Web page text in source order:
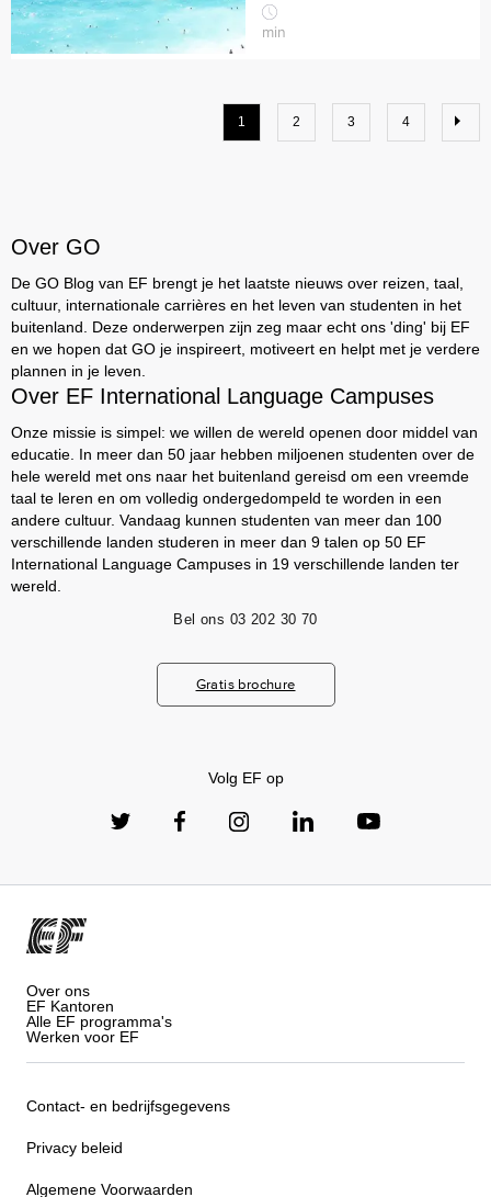
min
1 2 3 4
Over GO
De GO Blog van EF brengt je het laatste nieuws over reizen, taal,
cultuur, internationale carrières en het leven van studenten in het
buitenland. Deze onderwerpen zijn zeg maar echt ons 'ding' bij EF
en we hopen dat GO je inspireert, motiveert en helpt met je verdere
plannen in je leven.
Over EF International Language Campuses
Onze missie is simpel: we willen de wereld openen door middel van
educatie. In meer dan 50 jaar hebben miljoenen studenten over de
hele wereld met ons naar het buitenland gereisd om een vreemde
taal te leren en om volledig ondergedompeld te worden in een
andere cultuur. Vandaag kunnen studenten van meer dan 100
verschillende landen studeren in meer dan 9 talen op 50 EF
International Language Campuses in 19 verschillende landen ter
wereld.
Bel ons 03 202 30 70
Gratis brochure
Volg EF op
Over ons
EF Kantoren
Alle EF programma's
Werken voor EF
Contact- en bedrijfsgegevens
Privacy beleid
Algemene Voorwaarden